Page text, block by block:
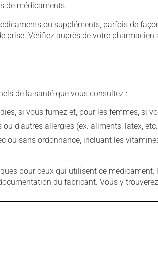
de médicaments.
ou suppléments, parfois de
prise. Vérifiez auprès de votre
de la santé que vous consultez :
si vous fumez et, pour les femmes, si
d'autres allergies (ex. aliments, latex,
ou sans ordonnance, incluant les
pour ceux qui utilisent ce
du fabricant. Vous y